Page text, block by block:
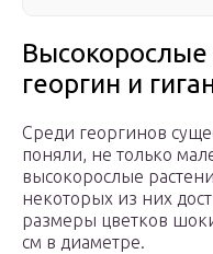
Высокорослые
георгин и
Среди георгинов
поняли, не только
высокорослые
некоторых из них
размеры цветков
см в диаметре.